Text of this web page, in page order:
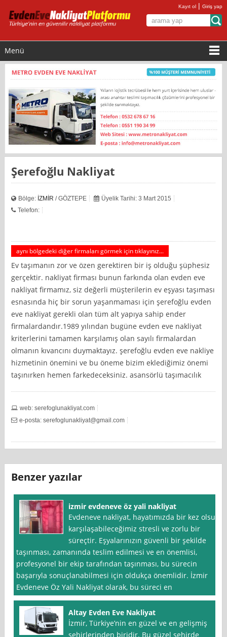
Kayıt ol |Giriş yap
Menü
Şerefoğlu Nakliyat
Bölge: İZMİR / GÖZTEPE
Üyelik Tarihi: 3 Mart 2015
Telefon:
aynı bölgedeki diğer firmaları görmek için tıklayınız...
Ev taşımanın zor ve özen gerektiren bir iş olduğu şüphesiz
gerçektir. nakliyat firması bunun farkında olan evden eve
nakliyat firmamız, siz değerli müşterilerin ev eşyası taşıması
esnasında hiç bir sorun yaşanmaması için şerefoğlu evden
eve nakliyat gerekli olan tüm alt yapıya sahip ender
firmalardandır.1989 yılından bugüne evden eve nakliyat
kriterlerini tamamen karşılamış olan sayılı firmalardan
olmanın kıvancını duymaktayız. şerefoğlu evden eve nakliye
hizmetinin önemini ve bu öneme bizim eklediğimiz önemi
taşınırken hemen farkedeceksiniz. asansörlü taşımacılık
web: serefoglunakliyat.com
e-posta:serefoglunakliyat@gmail.com
Benzer yazılar
izmir evdeneve öz yali nakliyat
Evdeneve nakliyat, hayatımızda bir kez olsun
karşılaşabileceğimiz stresli ve zorlu bir
süreçtir. Eşyalarınızın güvenli bir şekilde
taşınması, zamanında teslim edilmesi ve en önemlisi,
profesyonel bir ekip tarafından taşınması, bu sürecin
başarıyla sonuçlanabilmesi için oldukça önemlidir. İzmir
Evdeneve Öz Yali Nakliyat olarak, bu süreci en
Altay Evden Eve Nakliyat
İzmir, Türkiye’nin en güzel ve en gelişmiş
şehirlerinden biridir. Bu güzel şehirde